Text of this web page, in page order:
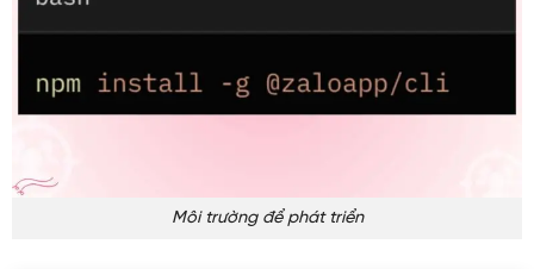
Môi trường để phát triển